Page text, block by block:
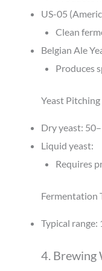
US-05
Clean
Belgian Ale
Produces
Yeast Pitching
Dry yeast:
Liquid yeast:
Requires
Fermentation
Typical range:
4. Brewing